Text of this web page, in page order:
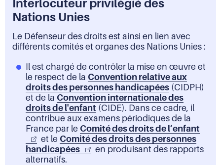
Interlocuteur privilégié des
Nations Unies
Le Défenseur des droits est ainsi en lien avec
différents comités et organes des Nations Unies :
Il est chargé de contrôler la mise en œuvre et
le respect de la Convention relative aux
droits des personnes handicapées (CIDPH)
et de la Convention internationale des
droits de l'enfant (CIDE). Dans ce cadre, il
contribue aux examens périodiques de la
France par le Comité des droits de l’enfant
et le Comité des droits des personnes
handicapées
en produisant des rapports
alternatifs.